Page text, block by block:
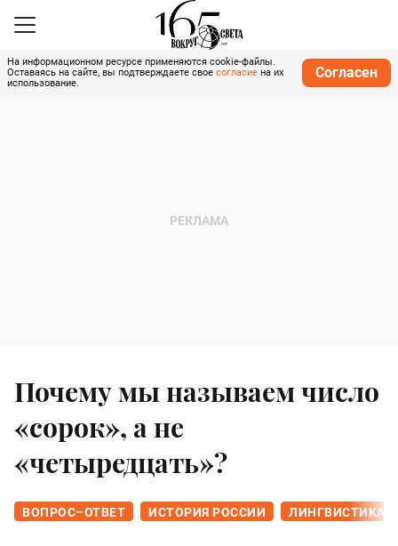
На информационном ресурсе применяются cookie-файлы.
Оставаясь на сайте, вы подтверждаете свое согласие на их
использование.
Согласен
Почему мы называем число
«сорок», а не
«четыредцать»?
ВОПРОС–ОТВЕТ ИСТОРИЯ РОССИИ ЛИНГВИСТИКА